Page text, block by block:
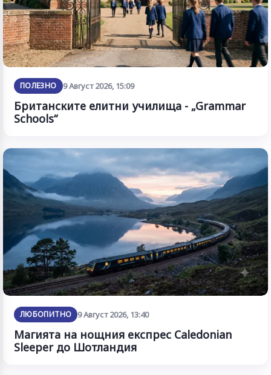
ПОЛЕЗНО 9 Август 2026, 15:09
Британските елитни училища - „Grammar
Schools“
ЛЮБОПИТНО 9 Август 2026, 13:40
Магията на нощния експрес Caledonian
Sleeper до Шотландия